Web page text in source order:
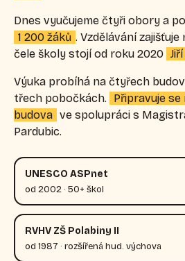
Dnes vyučujeme čtyři obory a
1 200 žáků . Vzdělávání
čele školy stojí od roku 2020
Výuka probíhá na čtyřech
třech pobočkách.
Připravuje
budova ve spolupráci s
Pardubic.
UNESCO ASPnet
od 2002 · 50+ škol
RVHV ZŠ Polabiny II
od 1987 · rozšířená hud. výchova